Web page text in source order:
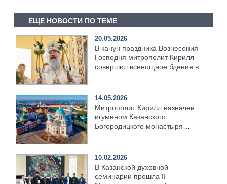
ЕЩЕ НОВОСТИ ПО ТЕМЕ
20.05.2026
В канун праздника Вознесения
Господня митрополит Кирилл
совершил всенощное бдение в
14.05.2026
Митрополит Кирилл назначен
игуменом Казанского
Богородицкого монастыря
10.02.2026
В Казанской духовной
семинарии прошла II